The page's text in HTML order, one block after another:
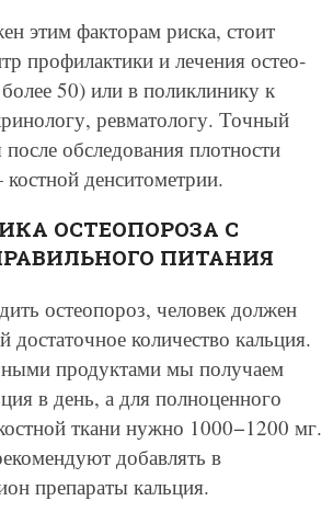
этим факторам риска, стоит
профилактики и лечения остео­
50) или в поликлинику к
ревматологу. Точный
после обследования плотности
денситометрии.
ОСТЕОПОРОЗА С
ПИТАНИЯ
остеопороз, человек должен
достаточное количество кальция.
продуктами мы получаем
в день, а для полноценного
ткани нужно 1000−1200 мг.
добавлять в
препараты кальция.